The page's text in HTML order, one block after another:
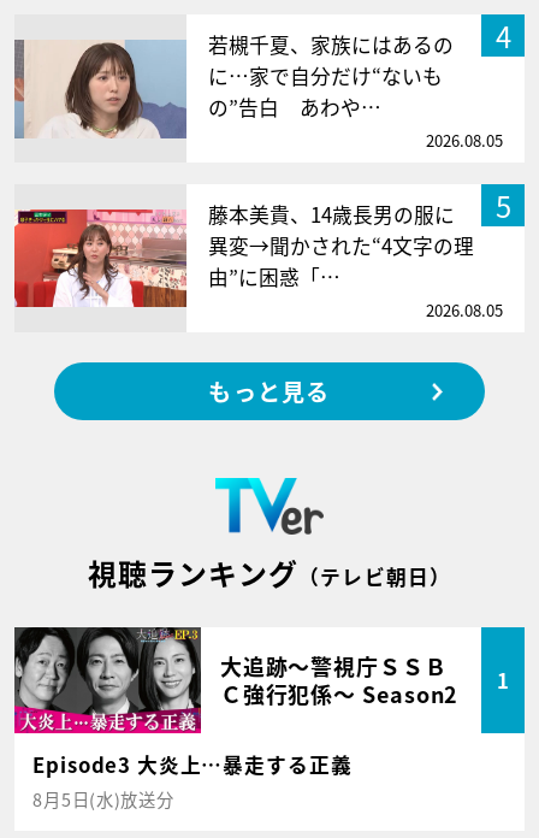
4
若槻千夏、家族にはあるの
に…家で自分だけ“ないも
の”告白 あわや…
2026.08.05
5
藤本美貴、14歳長男の服に
異変→聞かされた“4文字の理
由”に困惑「…
2026.08.05
もっと見る
視聴ランキング （テレビ朝日）
大追跡～警視庁ＳＳＢ
Ｃ強行犯係～ Season2
1
Episode3 大炎上…暴走する正義
8月5日(水)放送分